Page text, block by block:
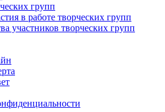
групп
в работе творческих групп
участников творческих групп